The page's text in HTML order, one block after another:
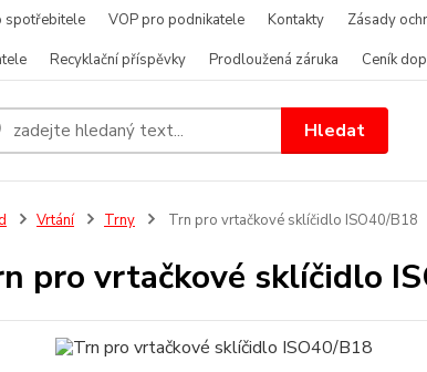
spotřebitele VOP pro podnikatele Kontakty
Zásady
Recyklační příspěvky Prodloužená záruka Ceník
Hledat
Vrtání Trny Trn pro vrtačkové sklíčidlo ISO40/B18
pro vrtačkové sklíčidlo